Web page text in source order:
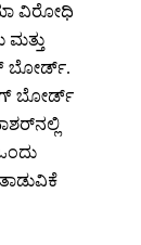
ವಿರೋಧಿ
ಮತ್ತು
ಬೋರ್ಡ್.
ಬೋರ್ಡ್